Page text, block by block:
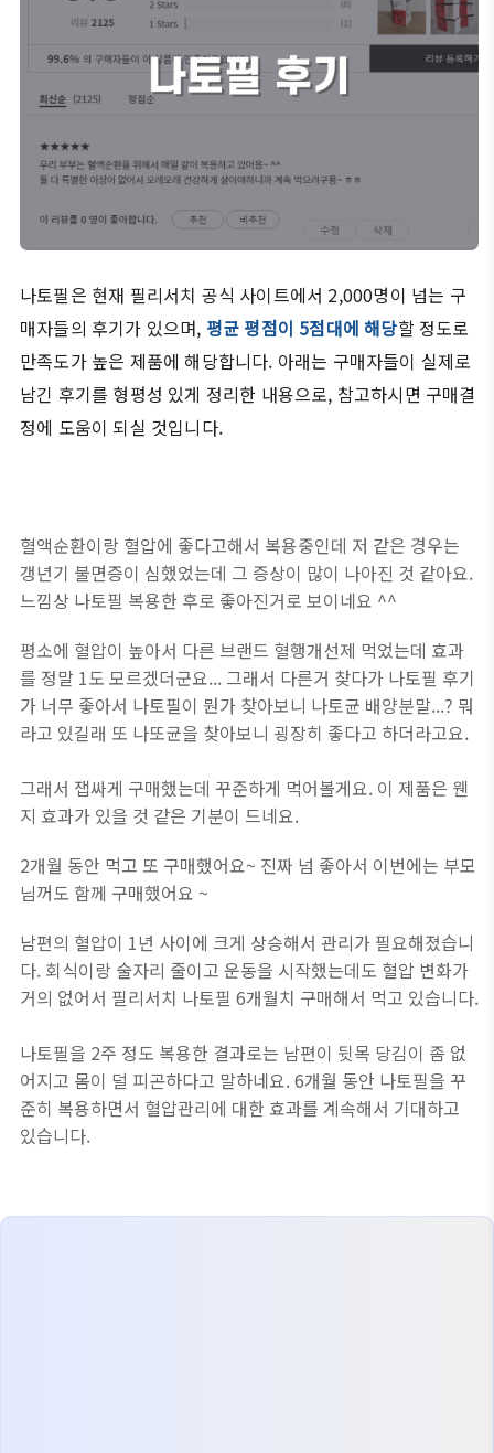
나토필은 현재 필리서치 공식 사이트에서 2,000명이 넘는 구
매자들의 후기가 있으며, 평균 평점이 5점대에 해당할 정도로
만족도가 높은 제품에 해당합니다. 아래는 구매자들이 실제로
남긴 후기를 형평성 있게 정리한 내용으로, 참고하시면 구매결
정에 도움이 되실 것입니다.
혈액순환이랑 혈압에 좋다고해서 복용중인데 저 같은 경우는
갱년기 불면증이 심했었는데 그 증상이 많이 나아진 것 같아요.
느낌상 나토필 복용한 후로 좋아진거로 보이네요 ^^
평소에 혈압이 높아서 다른 브랜드 혈행개선제 먹었는데 효과
를 정말 1도 모르겠더군요... 그래서 다른거 찾다가 나토필 후기
가 너무 좋아서 나토필이 뭔가 찾아보니 나토균 배양분말...? 뭐
라고 있길래 또 나또균을 찾아보니 굉장히 좋다고 하더라고요.
그래서 잽싸게 구매했는데 꾸준하게 먹어볼게요. 이 제품은 웬
지 효과가 있을 것 같은 기분이 드네요.
2개월 동안 먹고 또 구매했어요~ 진짜 넘 좋아서 이번에는 부모
님꺼도 함께 구매했어요 ~
남편의 혈압이 1년 사이에 크게 상승해서 관리가 필요해졌습니
다. 회식이랑 술자리 줄이고 운동을 시작했는데도 혈압 변화가
거의 없어서 필리서치 나토필 6개월치 구매해서 먹고 있습니다.
나토필을 2주 정도 복용한 결과로는 남편이 뒷목 당김이 좀 없
어지고 몸이 덜 피곤하다고 말하네요. 6개월 동안 나토필을 꾸
준히 복용하면서 혈압관리에 대한 효과를 계속해서 기대하고
있습니다.